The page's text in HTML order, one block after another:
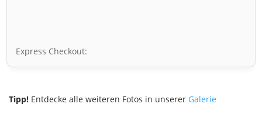
Express Checkout:
Tipp! Entdecke alle weiteren Fotos in unserer Galerie